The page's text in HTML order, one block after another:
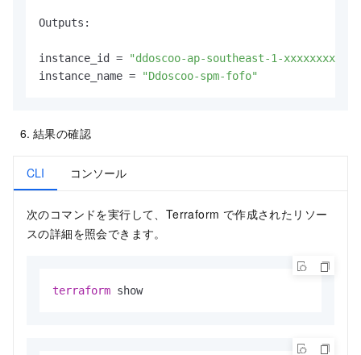
  type        = number
provider "alicloud" {
resource
  port_count       = var.port_count
  product_type     = var.product_type
  product_plan     = var.product_plan
  function_version = var.function_version
value       =
Outputs:
instance_id =
"ddoscoo-ap-southeast-1-xxxxxxxxx"
instance_name =
"Ddoscoo-spm-fofo"
結果の確認
CLI コンソール
次のコマンドを実行して、Terraform で作成されたリソー
スの詳細を照会できます。
terraform show